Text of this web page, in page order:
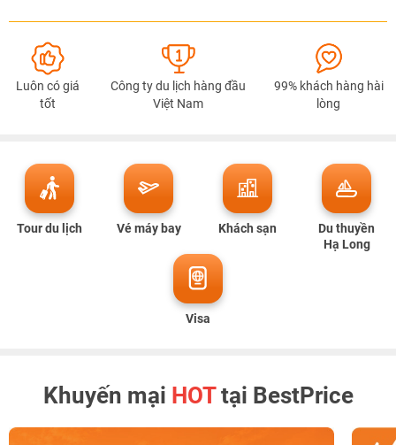
Luôn có giá
tốt
Công ty du lịch hàng đầu
Việt Nam
99% khách hàng hài
lòng
Tour du lịch Vé máy bay Khách sạn
Du thuyền
Hạ Long
Visa
Khuyến mại HOTtại BestPrice
NHẬN ƯU ĐÃI NGAY